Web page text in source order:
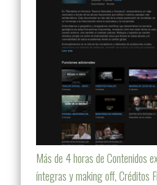
Más de 4 horas de Contenidos
íntegras y making off, Créditos